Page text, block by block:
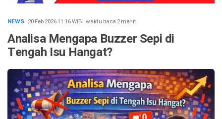
NEWS· 20 Feb 202611:16WIB ·waktu baca 2 menit
Analisa Mengapa Buzzer Sepi di
Tengah Isu Hangat?